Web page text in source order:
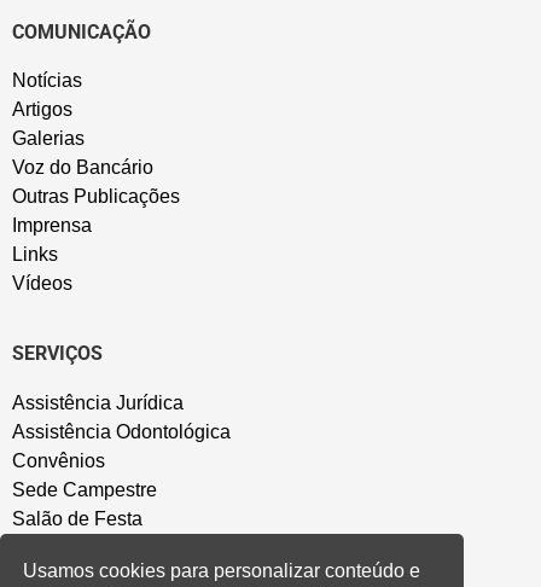
COMUNICAÇÃO
Notícias
Artigos
Galerias
Voz do Bancário
Outras Publicações
Imprensa
Links
Vídeos
SERVIÇOS
Assistência Jurídica
Assistência Odontológica
Convênios
Sede Campestre
Salão de Festa
Usamos cookies para personalizar conteúdo e